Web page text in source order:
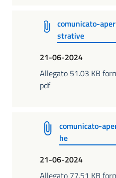
comunicato-
strative
21-06-2024
Allegato 51.03 KB
pdf
comunicato-
he
21-06-2024
Allegato 77.51 KB